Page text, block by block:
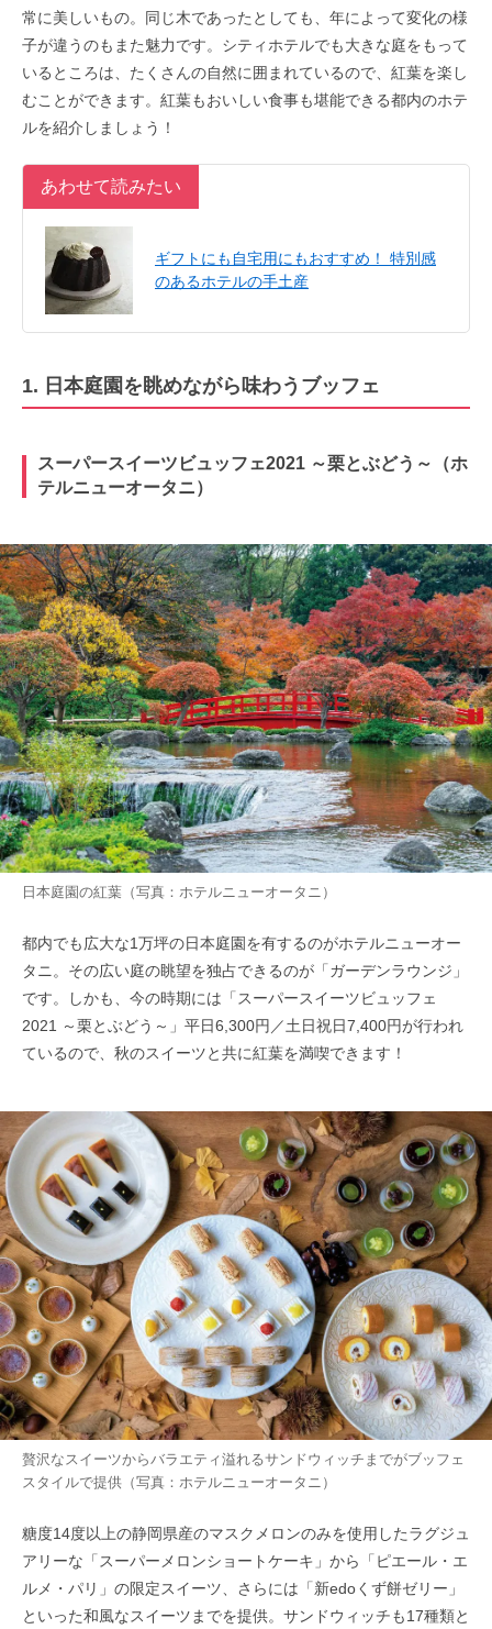
常に美しいもの。同じ木であったとしても、年によって変化の様
子が違うのもまた魅力です。シティホテルでも大きな庭をもって
いるところは、たくさんの自然に囲まれているので、紅葉を楽し
むことができます。紅葉もおいしい食事も堪能できる都内のホテ
ルを紹介しましょう！
あわせて読みたい
ギフトにも自宅用にもおすすめ！ 特別感
のあるホテルの手土産
1. 日本庭園を眺めながら味わうブッフェ
スーパースイーツビュッフェ2021 ～栗とぶどう～（ホ
テルニューオータニ）
日本庭園の紅葉（写真：ホテルニューオータニ）
都内でも広大な1万坪の日本庭園を有するのがホテルニューオー
タニ。その広い庭の眺望を独占できるのが「ガーデンラウンジ」
です。しかも、今の時期には「スーパースイーツビュッフェ
2021 ～栗とぶどう～」平日6,300円／土日祝日7,400円が行われ
ているので、秋のスイーツと共に紅葉を満喫できます！
贅沢なスイーツからバラエティ溢れるサンドウィッチまでがブッフェ
スタイルで提供（写真：ホテルニューオータニ）
糖度14度以上の静岡県産のマスクメロンのみを使用したラグジュ
アリーな「スーパーメロンショートケーキ」から「ピエール・エ
ルメ・パリ」の限定スイーツ、さらには「新edoくず餅ゼリー」
といった和風なスイーツまでを提供。サンドウィッチも17種類と